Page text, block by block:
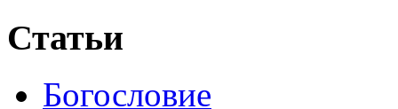
Статьи
Богословие